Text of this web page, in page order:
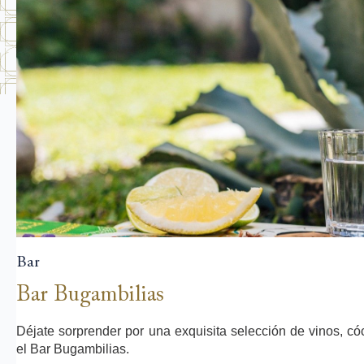
Bar
Bar Bugambilias
Déjate sorprender por una exquisita selección de vinos,
el Bar Bugambilias.